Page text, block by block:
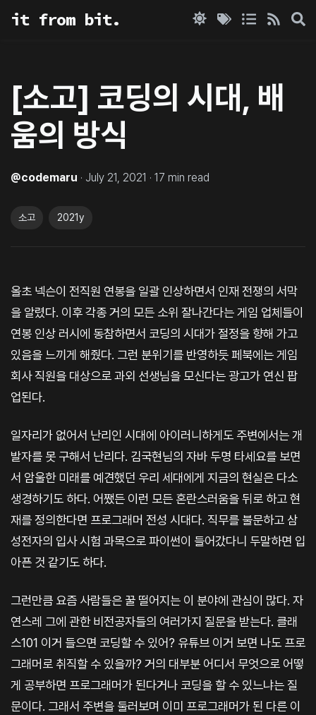
it from bit.
[소고] 코딩의 시대, 배
움의 방식
@codemaru · July 21, 2021 · 17 min read
소고 2021y
올초 넥슨이 전직원 연봉을 일괄 인상하면서 인재 전쟁의 서막
을 알렸다. 이후 각종 거의 모든 소위 잘나간다는 게임 업체들이
연봉 인상 러시에 동참하면서 코딩의 시대가 절정을 향해 가고
있음을 느끼게 해줬다. 그런 분위기를 반영하듯 페북에는 게임
회사 직원을 대상으로 과외 선생님을 모신다는 광고가 연신 팝
업된다.
일자리가 없어서 난리인 시대에 아이러니하게도 주변에서는 개
발자를 못 구해서 난리다. 김국현님의 자바 두명 타세요를 보면
서 암울한 미래를 예견했던 우리 세대에게 지금의 현실은 다소
생경하기도 하다. 어쨌든 이런 모든 혼란스러움을 뒤로 하고 현
재를 정의한다면 프로그래머 전성 시대다. 직무를 불문하고 삼
성전자의 입사 시험 과목으로 파이썬이 들어갔다니 두말하면 입
아픈 것 같기도 하다.
그런만큼 요즘 사람들은 꿀 떨어지는 이 분야에 관심이 많다. 자
연스레 그에 관한 비전공자들의 여러가지 질문을 받는다. 클래
스101 이거 들으면 코딩할 수 있어? 유튜브 이거 보면 나도 프로
그래머로 취직할 수 있을까? 거의 대부분 어디서 무엇으로 어떻
게 공부하면 프로그래머가 된다거나 코딩을 할 수 있느냐는 질
문이다. 그래서 주변을 둘러보며 이미 프로그래머가 된 다른 이